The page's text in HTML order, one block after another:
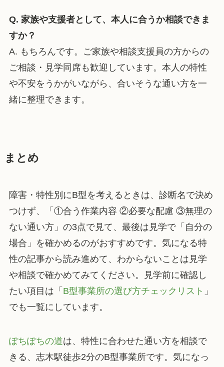
Q. 家族や支援者として、本人に合うか相談できま
すか？
A. もちろんです。ご家族や相談支援員の方からの
ご相談・見学同席も歓迎しています。本人の特性
や不安をうかがいながら、合いそうな通い方を一
緒に整理できます。
まとめ
障害・特性別にB型を考えるときは、診断名で決め
つけず、「①合う作業内容 ②必要な配慮 ③無理の
ない通い方」の3点で見て、最後は見学で「自分の
場合」を確かめるのがおすすめです。気になる特
性の記事から読み進めて、わからないことは見学
や相談で確かめてみてください。見学前に確認し
たい項目は「 B型事業所の選び方チェックリスト 」
でも一覧にしています。
ぽちぽちの道は、特性に合わせた通い方を相談で
きる、志木駅徒歩2分のB型事業所です。気になっ